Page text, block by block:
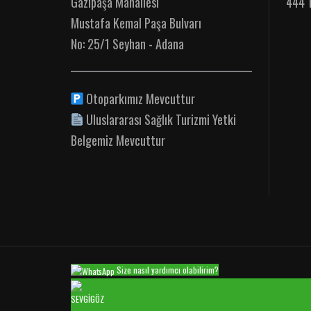
Mustafa Kemal Paşa Bulvarı
No: 25/1 Seyhan - Adana
Otoparkımız Mevcuttur
Uluslararası Sağlık Turizmi Yetki
Belgemiz Mevcuttur
Size nasıl yardımcı olabilirim?
SEVGİGÖZ